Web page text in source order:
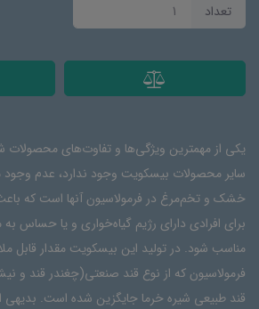
تعداد
یکی از مهمترین ویژگی‌ها و تفاوت‌های محصولات
سایر محصولات بیسکویت وجود ندارد، عدم وجود
خشک و تخم‌مرغ در فرمولاسیون آنها است که
برای افرادی دارای رژیم گیاه‌خواری و یا حساس
مناسب شود. در تولید این بیسکویت مقدار قابل
فرمولاسیون که از نوع قند صنعتی(چغندر قند و
قند طبیعی شیره خرما جایگزین شده است. بدیهی